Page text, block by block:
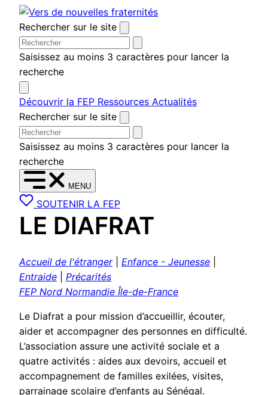
Aller
au
contenu
Rechercher sur le site
Saisissez au moins 3 caractères pour lancer la
recherche
Découvrir la FEP Ressources Actualités
Rechercher sur le site
Saisissez au moins 3 caractères pour lancer la
recherche
MENU
SOUTENIR LA FEP
LE DIAFRAT
Accueil de l'étranger| Enfance - Jeunesse
Entraide
Précarités
FEP Nord Normandie Île-de-France
Le Diafrat a pour mission d’accueillir, écouter,
aider et accompagner des personnes en difficulté.
L’association assure une activité sociale et a
quatre activités : aides aux devoirs, accueil et
accompagnement de familles exilées, visites,
parrainage scolaire d’enfants au Sénégal.